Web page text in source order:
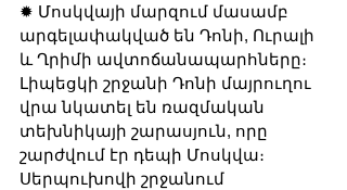
✹ Մոսկվայի մարզում մասամբ
արգելափակված են Դոնի, Ուրալի
և Ղրիմի ավտոճանապարհները։
Լիպեցկի շրջանի Դոնի մայրուղու
վրա նկատել են ռազմական
տեխնիկայի շարասյուն, որը
շարժվում էր դեպի Մոսկվա։
Սերպուխովի շրջանում